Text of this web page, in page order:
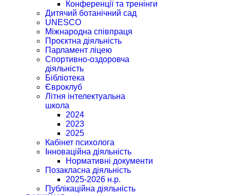
Конференції та тренінги
Дитячий ботанічний сад
UNESCO
Міжнародна співпраця
Проєктна діяльність
Парламент ліцею
Спортивно-оздоровча
діяльність
Бібліотека
Євроклуб
Літня інтелектуальна
школа
2024
2023
2025
Кабінет психолога
Інноваційна діяльність
Нормативні документи
Позакласна діяльність
2025-2026 н.р.
Публікаційна діяльність